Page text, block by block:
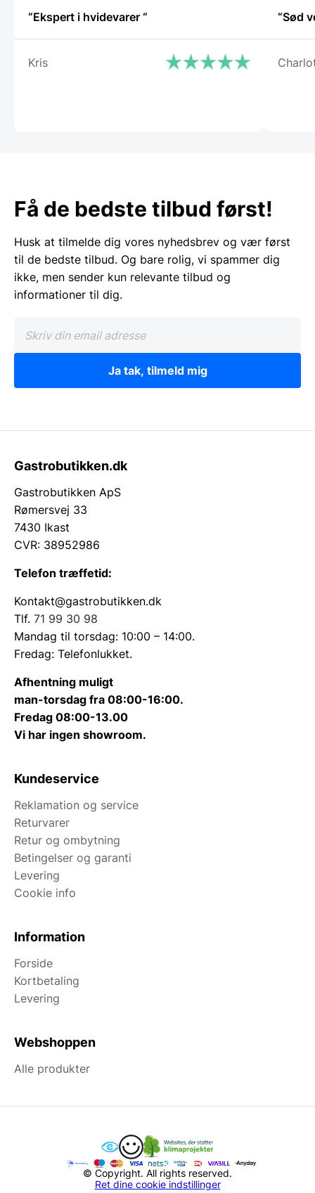
“Ekspert i hvidevarer “
Kris
“Sød
Få de bedste tilbud først!
Husk at tilmelde dig vores nyhedsbrev og vær først
til de bedste tilbud. Og bare rolig, vi spammer dig
ikke, men sender kun relevante tilbud og
informationer til dig.
Ja tak, tilmeld mig
Gastrobutikken.dk
Gastrobutikken ApS
Rømersvej 33
7430 Ikast
CVR: 38952986
Telefon træffetid:
Kontakt@gastrobutikken.dk
Tlf. 71 99 30 98
Mandag til torsdag: 10:00 – 14:00.
Fredag: Telefonlukket.
Afhentning muligt
man-torsdag fra 08:00-16:00.
Fredag 08:00-13.00
Vi har ingen showroom.
Kundeservice
Reklamation og service
Returvarer
Retur og ombytning
Betingelser og garanti
Levering
Cookie info
Information
Forside
Kortbetaling
Levering
Webshoppen
Alle produkter
© Copyright. All rights reserved.
Ret dine cookie indstillinger